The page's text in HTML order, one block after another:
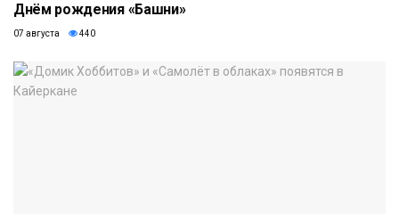
Днём рождения «Башни»
07 августа 440